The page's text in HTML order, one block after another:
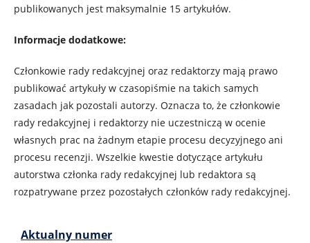
publikowanych jest maksymalnie 15 artykułów.
Informacje dodatkowe:
Członkowie rady redakcyjnej oraz redaktorzy mają prawo
publikować artykuły w czasopiśmie na takich samych
zasadach jak pozostali autorzy. Oznacza to, że członkowie
rady redakcyjnej i redaktorzy nie uczestniczą w ocenie
własnych prac na żadnym etapie procesu decyzyjnego ani
procesu recenzji. Wszelkie kwestie dotyczące artykułu
autorstwa członka rady redakcyjnej lub redaktora są
rozpatrywane przez pozostałych członków rady redakcyjnej.
Aktualny numer